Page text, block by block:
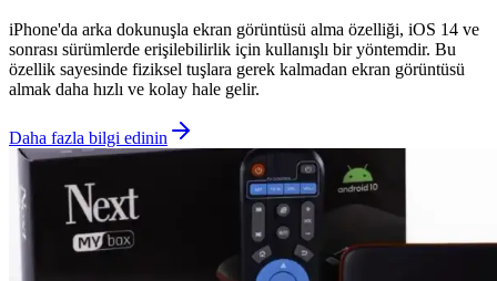
iPhone'da arka dokunuşla ekran görüntüsü alma özelliği, iOS 14 ve
sonrası sürümlerde erişilebilirlik için kullanışlı bir yöntemdir. Bu
özellik sayesinde fiziksel tuşlara gerek kalmadan ekran görüntüsü
almak daha hızlı ve kolay hale gelir.
Daha fazla bilgi edinin